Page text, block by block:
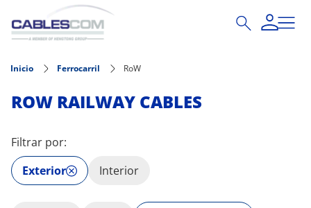
Pasar al contenido principal
Inicio Ferrocarril RoW
ROW RAILWAY CABLES
Filtrar por:
Exterior
Interior